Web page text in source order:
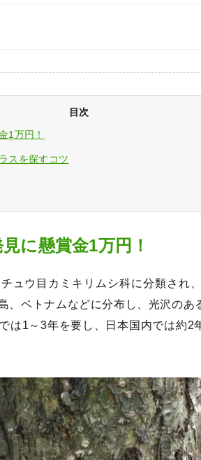
目次
1万円！
スを探すコツ
に懸賞金1万円！
ュウ目カミキリムシ科に分類され
、ベトナムなどに分布し、光沢のあ
は1～3年を要し、日本国内では約2